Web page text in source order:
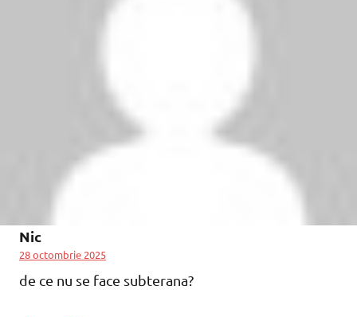
Nic
28 octombrie 2025
de ce nu se face subterana?